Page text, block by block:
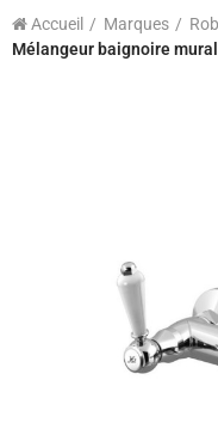
Accueil Marques
Mélangeur baignoire